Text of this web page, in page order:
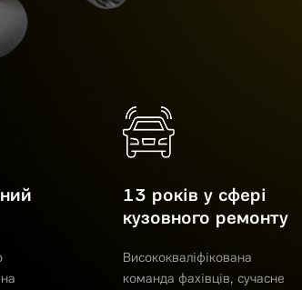
13 років у сфері
кузовного ремонту
Висококваліфікована
команда фахівців, сучасне